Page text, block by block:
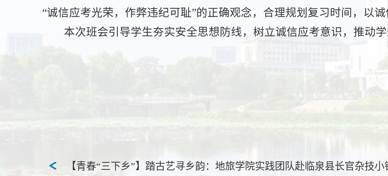
“诚信应考光荣，作弊违纪可耻”的正确观念，合理规划复习时间，以诚
本次班会引导学生夯实安全思想防线，树立诚信应考意识，推动
【青春“三下乡”】踏古艺寻乡韵：地旅学院实践团队赴临泉县长官杂技